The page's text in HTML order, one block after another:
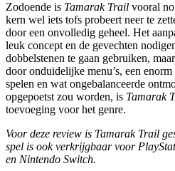
Zodoende is Tamarak Trail vooral
kern wel iets tofs probeert neer te
door een onvolledig geheel. Het
leuk concept en de gevechten
dobbelstenen te gaan gebruiken,
door onduidelijke menu’s, een
spelen en wat ongebalanceerde
opgepoetst zou worden, is Tamarak
toevoeging voor het genre.
Voor deze review is Tamarak Trail
spel is ook verkrijgbaar voor
en Nintendo Switch.